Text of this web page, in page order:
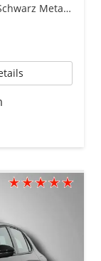
Karbon Schwarz Metallic